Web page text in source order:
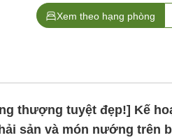
Xem theo hạng phòng
thượng tuyệt đẹp!] Kế
sản và món nướng trên